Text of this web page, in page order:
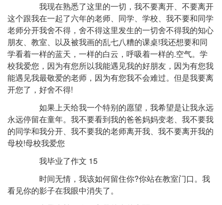
我现在熟悉了这里的一切，我不要离开、不要离开
这个跟我在一起了六年的老师、同学、学校、我不要和同学
老师分开我舍不得，舍不得这里发生的一切舍不得我的知心
朋友、教室、以及被我画的乱七八糟的课桌!我还想要和同
学看着一样的蓝天，一样的白云，呼吸着一样的.空气。学
校我爱您，因为有您所以我能遇见我的好朋友，因为有您我
能遇见我最敬爱的老师，因为有您我不会难过。但是我要离
开您了，好舍不得!
如果上天给我一个特别的愿望，我希望是让我永远
永远停留在童年。我不要看到我的爸爸妈妈变老、我不要我
的同学和我分开、我不要我的老师离开我、我不要离开我的
母校!母校我爱您
我毕业了作文 15
时间无情，我该如何留住你?你站在教室门口。我
看见你的影子在我眼中消失了。